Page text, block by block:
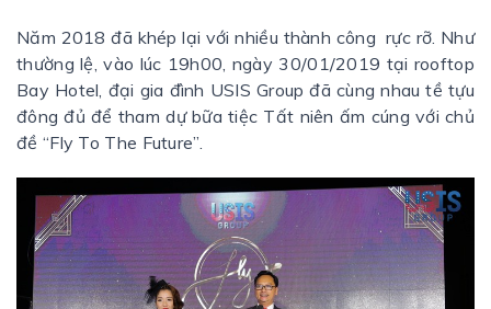
Năm 2018 đã khép lại với nhiều thành công rực rỡ. Như
thường lệ, vào lúc 19h00, ngày 30/01/2019 tại rooftop
Bay Hotel, đại gia đình USIS Group đã cùng nhau tề tựu
đông đủ để tham dự bữa tiệc Tất niên ấm cúng với chủ
đề “Fly To The Future”.